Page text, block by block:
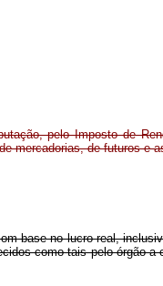
pelo Imposto de
mercadorias, de futuros e
base no lucro real,
como tais pelo órgão a